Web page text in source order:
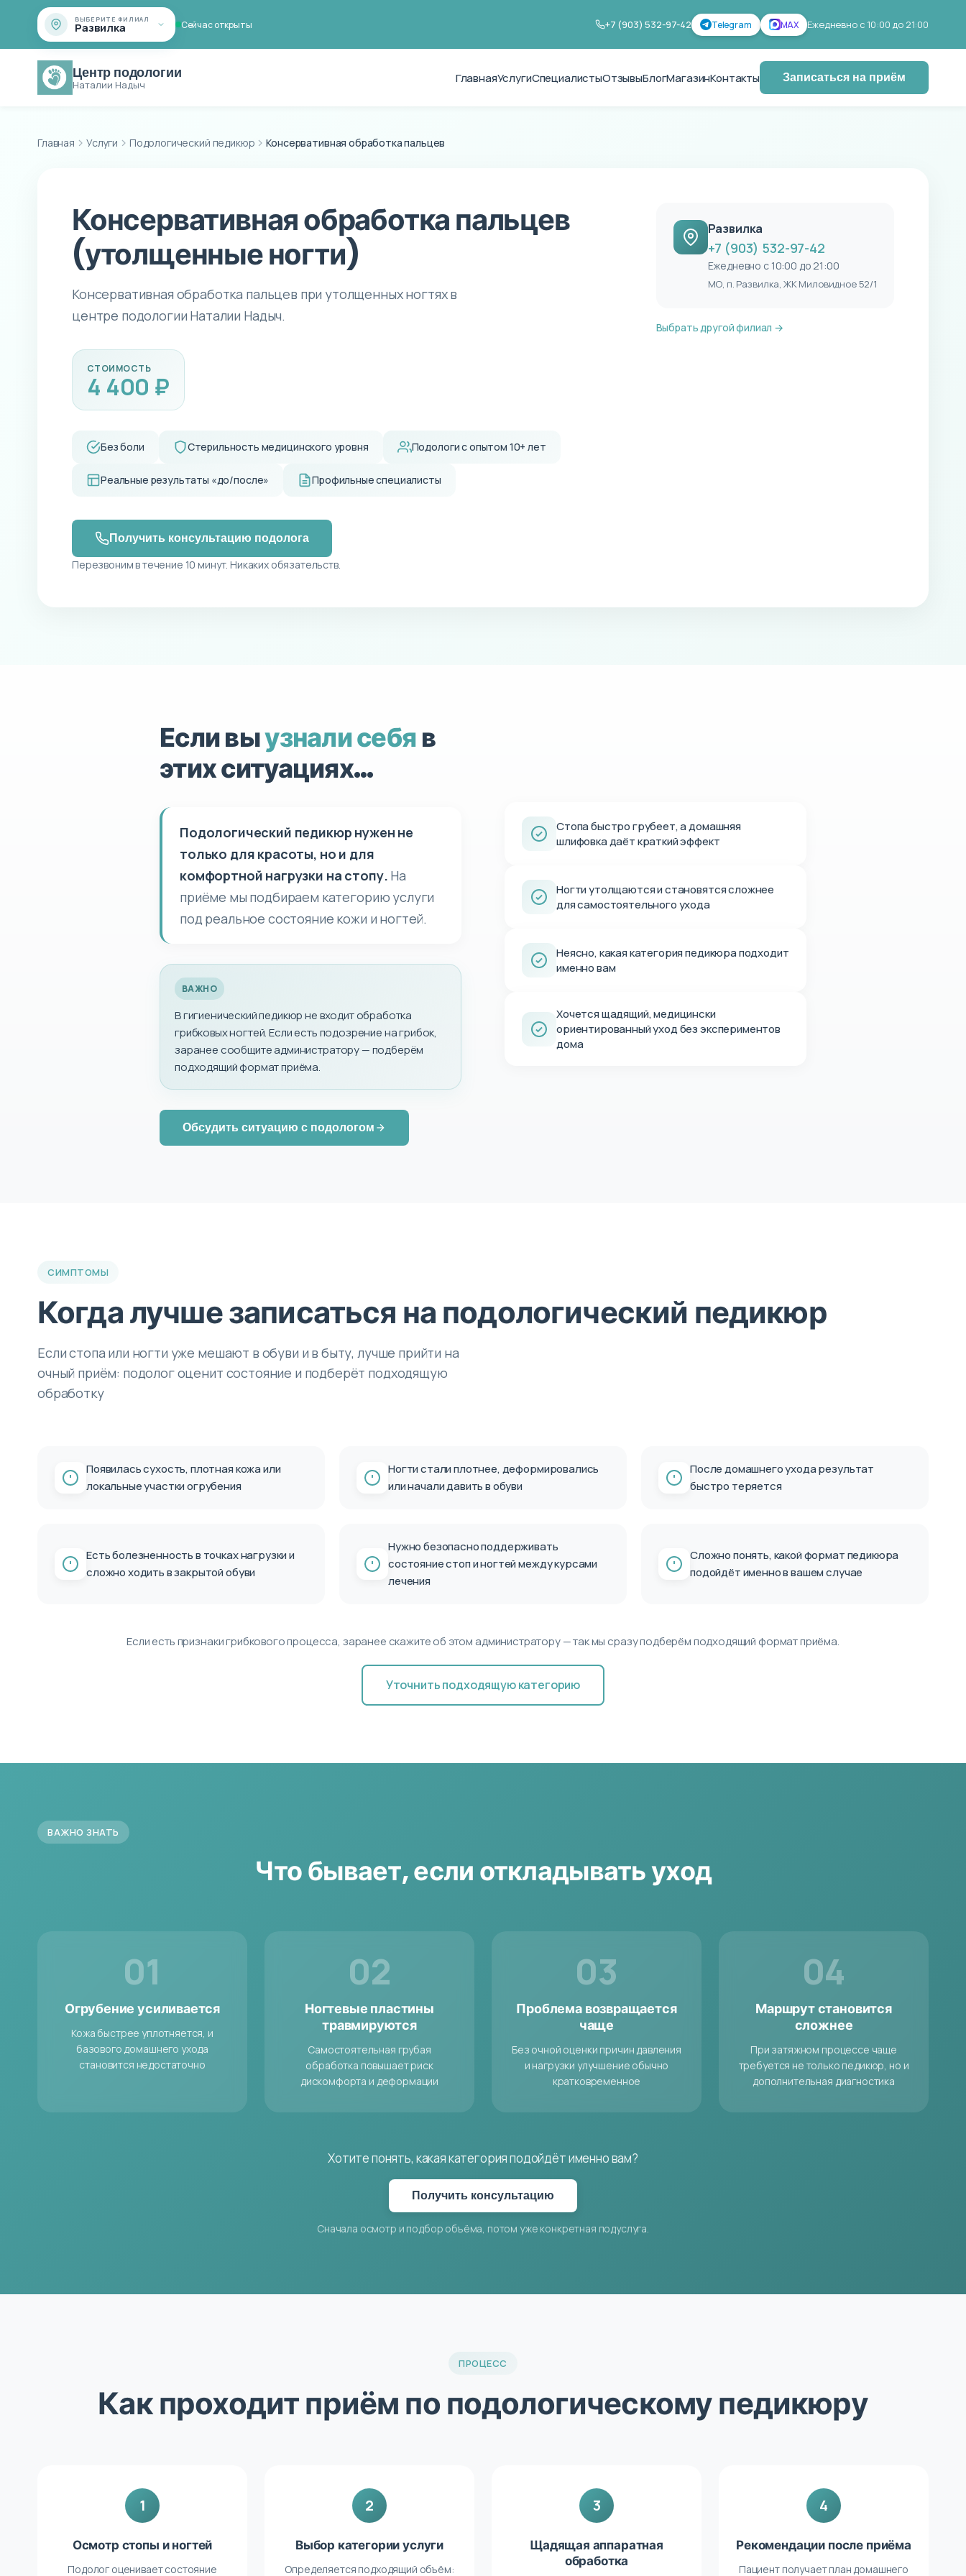
ВЫБЕРИТЕ ФИЛИАЛ
Развилка Сейчас открыты +7 (903) 532-97-42 Telegram MAX Ежедневно с 10:00 до 21:00
Центр подологии
Наталии Надыч ГлавнаяУслугиСпециалистыОтзывыБлогМагазинКонтакты Записаться на приём
Главная Услуги Подологический педикюр Консервативная обработка пальцев
Консервативная обработка пальцев
(утолщенные ногти)
Консервативная обработка пальцев при утолщенных ногтях в
центре подологии Наталии Надыч.
СТОИМОСТЬ
4 400 ₽
Без боли Стерильность медицинского уровня Подологи с опытом 10+ лет
Реальные результаты «до/после» Профильные специалисты
Получить консультацию подолога
Перезвоним в течение 10 минут. Никаких обязательств.
Развилка
+7 (903) 532-97-42
Ежедневно с 10:00 до 21:00
МО, п. Развилка, ЖК Миловидное 52/1
Выбрать другой филиал →
Если выузнали себяв
этих ситуациях…
Подологический педикюр нужен не
только для красоты, но и для
комфортной нагрузки на стопу. На
приёме мы подбираем категорию услуги
под реальное состояние кожи и ногтей.
ВАЖНО
В гигиенический педикюр не входит обработка
грибковых ногтей. Если есть подозрение на грибок,
заранее сообщите администратору — подберём
подходящий формат приёма.
Обсудить ситуацию с подологом
Стопа быстро грубеет, а домашняя
шлифовка даёт краткий эффект
Ногти утолщаются и становятся сложнее
для самостоятельного ухода
Неясно, какая категория педикюра подходит
именно вам
Хочется щадящий, медицински
ориентированный уход без экспериментов
дома
СИМПТОМЫ
Когда лучше записаться на подологический педикюр
Если стопа или ногти уже мешают в обуви и в быту, лучше прийти на
очный приём: подолог оценит состояние и подберёт подходящую
обработку
Появилась сухость, плотная кожа или
локальные участки огрубения
Ногти стали плотнее, деформировались
или начали давить в обуви
После домашнего ухода результат
быстро теряется
Есть болезненность в точках нагрузки и
сложно ходить в закрытой обуви
Нужно безопасно поддерживать
состояние стоп и ногтей между курсами
лечения
Сложно понять, какой формат педикюра
подойдёт именно в вашем случае
Если есть признаки грибкового процесса, заранее скажите об этом администратору — так мы сразу подберём подходящий формат приёма.
Уточнить подходящую категорию
ВАЖНО ЗНАТЬ
Что бывает, если откладывать уход
01
Огрубение усиливается
Кожа быстрее уплотняется, и
базового домашнего ухода
становится недостаточно
02
Ногтевые пластины
травмируются
Самостоятельная грубая
обработка повышает риск
дискомфорта и деформации
03
Проблема возвращается
чаще
Без очной оценки причин давления
и нагрузки улучшение обычно
кратковременное
04
Маршрут становится
сложнее
При затяжном процессе чаще
требуется не только педикюр, но и
дополнительная диагностика
Хотите понять, какая категория подойдёт именно вам?
Получить консультацию
Сначала осмотр и подбор объёма, потом уже конкретная подуслуга.
ПРОЦЕСС
Как проходит приём по подологическому педикюру
1
Осмотр стопы и ногтей
Подолог оценивает состояние
2
Выбор категории услуги
Определяется подходящий объём:
3
Щадящая аппаратная
обработка
4
Рекомендации после приёма
Пациент получает план домашнего